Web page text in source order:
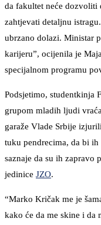
da fakultet neće dozvoliti
zahtjevati detaljnu
ubrzano dolazi. Ministar
karijeru”, ocijenila je
specijalnom programu
Podsjetimo, studentkinja
grupom mladih ljudi
garaže Vlade Srbije
tuku pendrecima, da bi
saznaje da su ih zapravo
jedinice JZO.
“Marko Kričak me je
kako će da me skine i da